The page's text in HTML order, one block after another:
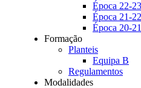
Época 22-23
Época 21-22
Época 20-21
Formação
Planteis
Equipa B
Regulamentos
Modalidades